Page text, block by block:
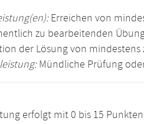
Erreichen von
zu bearbeitenden
der Lösung von
Mündliche Prüfung
erfolgt mit 0 bis 15